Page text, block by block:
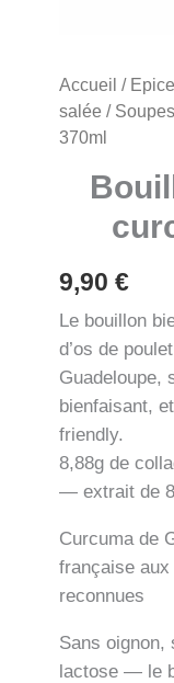
Accueil /
salée / Soupes
370ml
9,90 €
Le bouillon
d’os de
Guadeloupe,
bienfaisant,
friendly.
8,88g de
— extrait de
Curcuma de
française
reconnues
Sans oignon,
lactose — le